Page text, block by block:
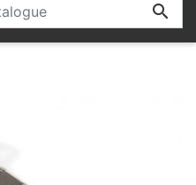
